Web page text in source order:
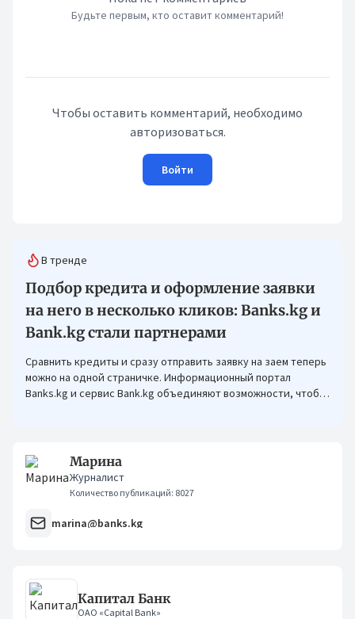
Будьте первым, кто оставит комментарий!
Чтобы оставить комментарий, необходимо
авторизоваться.
Войти
В тренде
Подбор кредита и оформление заявки
на него в несколько кликов: Banks.kg и
Bank.kg стали партнерами
Сравнить кредиты и сразу отправить заявку на заем теперь
можно на одной страничке. Информационный портал
Banks.kg и сервис Bank.kg объединяют возможности, чтобы
Марина
Журналист
Количество публикаций: 8027
marina@banks.kg
Капитал Банк
ОАО «Capital Bank»